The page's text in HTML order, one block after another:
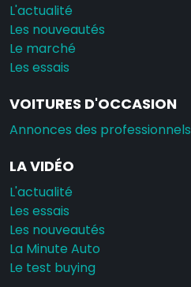
L'actualité
Les nouveautés
Le marché
Les essais
VOITURES D'OCCASION
Annonces des professionnels
LA VIDÉO
L'actualité
Les essais
Les nouveautés
La Minute Auto
Le test buying